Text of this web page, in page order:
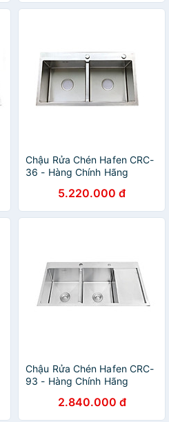
Chậu Rửa Chén Hafen CRC-
36 - Hàng Chính Hãng
5.220.000 đ
Chậu Rửa Chén Hafen CRC-
93 - Hàng Chính Hãng
2.840.000 đ